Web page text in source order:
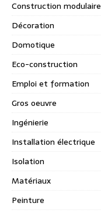
Construction modulaire
Décoration
Domotique
Eco-construction
Emploi et formation
Gros oeuvre
Ingénierie
Installation électrique
Isolation
Matériaux
Peinture